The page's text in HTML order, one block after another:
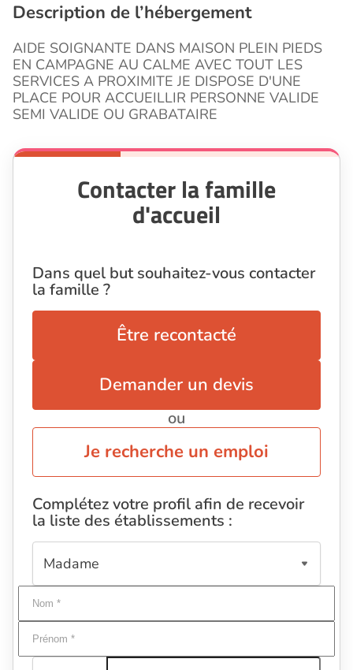
Description de l’hébergement
AIDE SOIGNANTE DANS MAISON PLEIN PIEDS
EN CAMPAGNE AU CALME AVEC TOUT LES
SERVICES A PROXIMITE JE DISPOSE D'UNE
PLACE POUR ACCUEILLIR PERSONNE VALIDE
SEMI VALIDE OU GRABATAIRE
Contacter la famille
d'accueil
Dans quel but souhaitez-vous contacter
la famille ?
Être recontacté
Demander un devis
ou
Je recherche un emploi
Complétez votre profil afin de recevoir
la liste des établissements :